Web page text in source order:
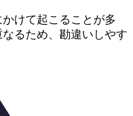
けて起こることが多
るため、勘違いしやす